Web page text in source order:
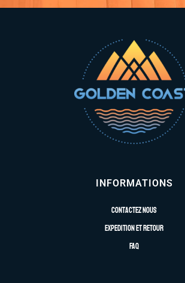
INFORMATIONS
Contactez nous
Expedition et retour
FAQ